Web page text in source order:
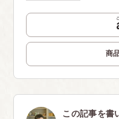
商
この記事を書